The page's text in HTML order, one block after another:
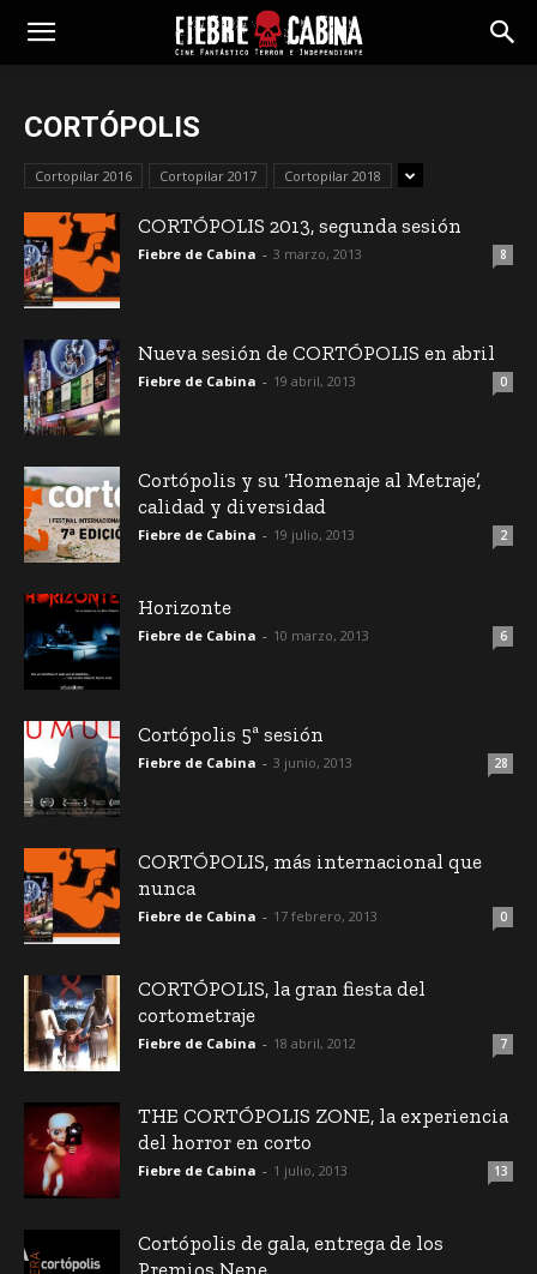
CORTÓPOLIS
Cortopilar 2016 Cortopilar 2017 Cortopilar 2018
CORTÓPOLIS 2013, segunda sesión
Fiebre de Cabina - 3 marzo, 2013 8
Nueva sesión de CORTÓPOLIS en abril
Fiebre de Cabina - 19 abril, 2013 0
Cortópolis y su ‘Homenaje al Metraje’,
calidad y diversidad
Fiebre de Cabina - 19 julio, 2013 2
Horizonte
Fiebre de Cabina - 10 marzo, 2013 6
Cortópolis 5ª sesión
Fiebre de Cabina - 3 junio, 2013 28
CORTÓPOLIS, más internacional que
nunca
Fiebre de Cabina - 17 febrero, 2013 0
CORTÓPOLIS, la gran fiesta del
cortometraje
Fiebre de Cabina - 18 abril, 2012 7
THE CORTÓPOLIS ZONE, la experiencia
del horror en corto
Fiebre de Cabina - 1 julio, 2013 13
Cortópolis de gala, entrega de los
Premios Nene